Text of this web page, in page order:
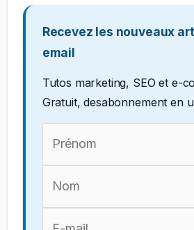
Recevez les nouveaux
email
Tutos marketing, SEO et e-
Gratuit, desabonnement en